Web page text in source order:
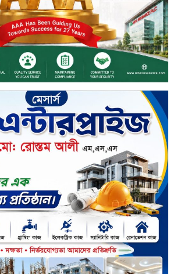
চ্যানেল আইয়ের ‘আমরাই বাংলাদেশ’
টকশোতে সাইফুল ইসলাম সোহেল ও
চিত্রনায়ক ডিএ তায়েব
টাঙ্গাইলে নিহত বাস মালিকদের
পরিবারকে অনুদান ও সম্মাননা প্রদান
টাঙ্গাইলে ভাষা কর্মশালা ও পুরষ্কার
বিতরণ
সড়ক নিরাপত্তায় বিশেষ অবদান রাখায়
নিসচা বিশেষ সম্মাননা পেলেন লায়ন গনি
মিয়া বাবুল
মার্কেন্টাইল ব্যাংকের নির্বাহী কমিটির
চেয়ারম্যান হলেন আনোয়ারুল হক